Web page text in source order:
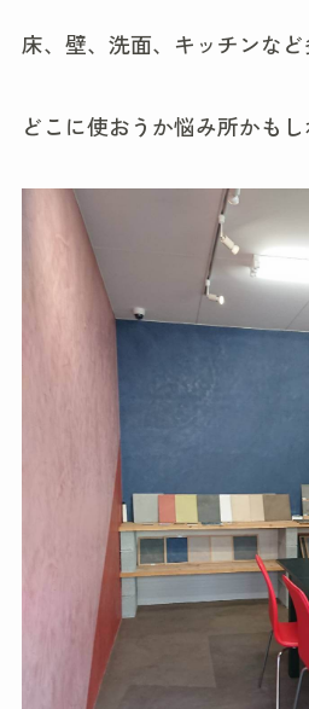
床、壁、洗面、キッチンな
どこに使おうか悩み所かも